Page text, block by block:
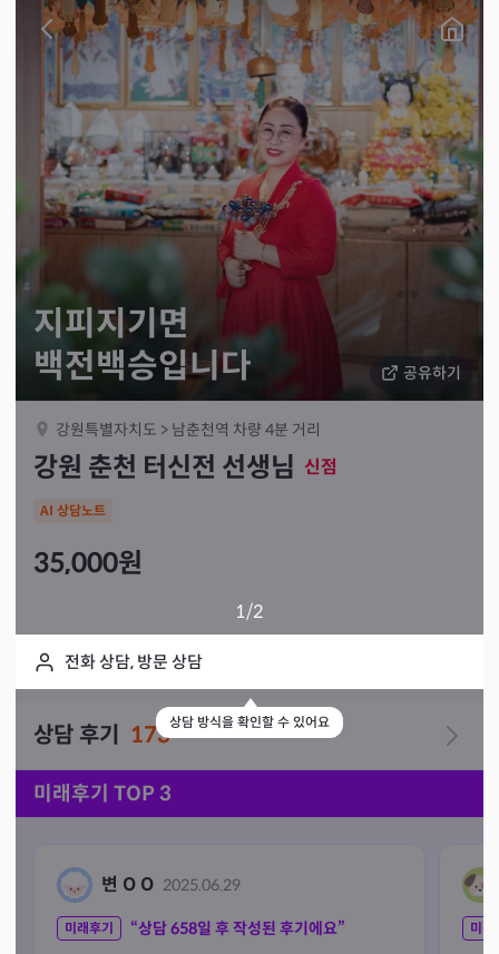
공유하기
지피지기면
백전백승입니다
강원특별자치도 > 남춘천역 차량 4분 거리
강원 춘천 터신전 선생님 신점
AI 상담노트
35,000원
1/2
전화 상담, 방문 상담
상담 방식을 확인할 수 있어요
상담 후기 173
미래후기 TOP 3
변 O O 2025.06.29
미래후기 “상담658일 후 작성된 후기에요” 미래